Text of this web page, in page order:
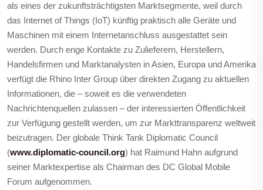
als eines der zukunftsträchtigsten Marktsegmente, weil durch
das Internet of Things (IoT) künftig praktisch alle Geräte und
Maschinen mit einem Internetanschluss ausgestattet sein
werden. Durch enge Kontakte zu Zulieferern, Herstellern,
Handelsfirmen und Marktanalysten in Asien, Europa und Amerika
verfügt die Rhino Inter Group über direkten Zugang zu aktuellen
Informationen, die – soweit es die verwendeten
Nachrichtenquellen zulassen – der interessierten Öffentlichkeit
zur Verfügung gestellt werden, um zur Markt­transparenz weltweit
beizutragen. Der globale Think Tank Diplomatic Council
(www.diplomatic-council.org) hat Raimund Hahn aufgrund
seiner Marktexpertise als Chairman des DC Global Mobile
Forum aufgenommen.